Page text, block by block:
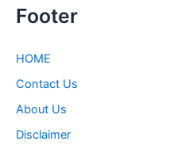
Footer
HOME
Contact Us
About Us
Disclaimer